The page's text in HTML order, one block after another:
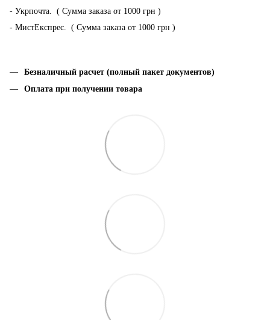
- Укрпочта. ( Сумма заказа от 1000 грн )
- МистЕкспрес. ( Сумма заказа от 1000 грн )
Безналичный расчет (полный пакет документов)
Оплата при получении товара